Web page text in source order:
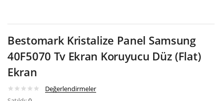
Bestomark Kristalize Panel Samsung
40F5070 Tv Ekran Koruyucu Düz (Flat)
Ekran
Değerlendirmeler